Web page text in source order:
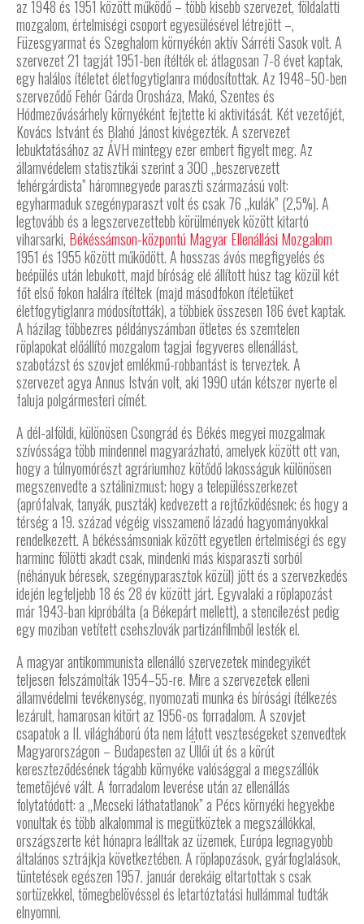
az 1948 és 1951 között működő – több kisebb szervezet, földalatti
mozgalom, értelmiségi csoport egyesülésével létrejött –,
Füzesgyarmat és Szeghalom környékén aktív Sárréti Sasok volt. A
szervezet 21 tagját 1951-ben ítélték el; átlagosan 7-8 évet kaptak,
egy halálos ítéletet életfogytiglanra módosítottak. Az 1948–50-ben
szerveződő Fehér Gárda Orosháza, Makó, Szentes és
Hódmezővásárhely környéként fejtette ki aktivitását. Két vezetőjét,
Kovács Istvánt és Blahó Jánost kivégezték. A szervezet
lebuktatásához az ÁVH mintegy ezer embert figyelt meg. Az
államvédelem statisztikái szerint a 300 „beszervezett
fehérgárdista” háromnegyede paraszti származású volt:
egyharmaduk szegényparaszt volt és csak 76 „kulák” (2,5%). A
legtovább és a legszervezettebb körülmények között kitartó
viharsarki, Békéssámson-központú Magyar Ellenállási Mozgalom
1951 és 1955 között működött. A hosszas ávós megfigyelés és
beépülés után lebukott, majd bíróság elé állított húsz tag közül két
főt első fokon halálra ítéltek (majd másodfokon ítéletüket
életfogytiglanra módosították), a többiek összesen 186 évet kaptak.
A házilag többezres példányszámban ötletes és szemtelen
röplapokat előállító mozgalom tagjai fegyveres ellenállást,
szabotázst és szovjet emlékmű-robbantást is terveztek. A
szervezet agya Annus István volt, aki 1990 után kétszer nyerte el
faluja polgármesteri címét.
A dél-alföldi, különösen Csongrád és Békés megyei mozgalmak
szívóssága több mindennel magyarázható, amelyek között ott van,
hogy a túlnyomórészt agráriumhoz kötődő lakosságuk különösen
megszenvedte a sztálinizmust; hogy a településszerkezet
(aprófalvak, tanyák, puszták) kedvezett a rejtőzködésnek; és hogy a
térség a 19. század végéig visszamenő lázadó hagyományokkal
rendelkezett. A békéssámsoniak között egyetlen értelmiségi és egy
harminc fölötti akadt csak, mindenki más kisparaszti sorból
(néhányuk béresek, szegényparasztok közül) jött és a szervezkedés
idején legfeljebb 18 és 28 év között járt. Egyvalaki a röplapozást
már 1943-ban kipróbálta (a Békepárt mellett), a stencilezést pedig
egy moziban vetített csehszlovák partizánfilmből lesték el.
A magyar antikommunista ellenálló szervezetek mindegyikét
teljesen felszámolták 1954–55-re. Mire a szervezetek elleni
államvédelmi tevékenység, nyomozati munka és bírósági ítélkezés
lezárult, hamarosan kitört az 1956-os forradalom. A szovjet
csapatok a II. világháború óta nem látott veszteségeket szenvedtek
Magyarországon – Budapesten az Üllői út és a körút
kereszteződésének tágabb környéke valósággal a megszállók
temetőjévé vált. A forradalom leverése után az ellenállás
folytatódott: a „Mecseki láthatatlanok” a Pécs környéki hegyekbe
vonultak és több alkalommal is megütköztek a megszállókkal,
országszerte két hónapra leálltak az üzemek, Európa legnagyobb
általános sztrájkja következtében. A röplapozások, gyárfoglalások,
tüntetések egészen 1957. január derekáig eltartottak s csak
sortüzekkel, tömegbelövéssel és letartóztatási hullámmal tudták
elnyomni.